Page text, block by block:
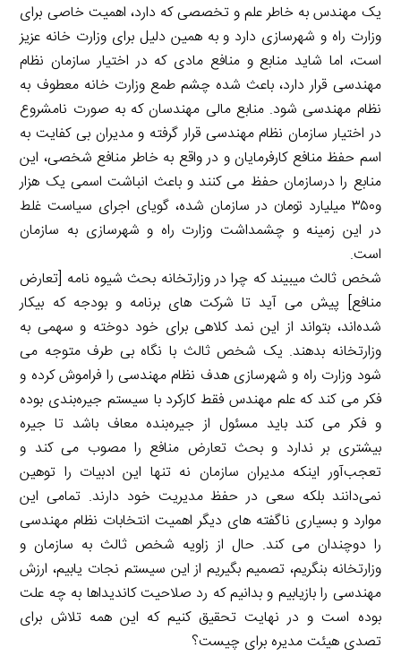
یک مهندس به خاطر علم و تخصصی که دارد، اهمیت خاصی برای
وزارت راه و شهرسازی دارد و به همین دلیل برای وزارت خانه عزیز
است، اما شاید منابع و منافع مادی که در اختیار سازمان نظام
مهندسی قرار دارد، باعث شده چشم طمع وزارت خانه معطوف به
نظام مهندسی شود. منابع مالی مهندسان که به صورت نامشروع
در اختیار سازمان نظام مهندسی قرار گرفته و مدیران بی کفایت به
اسم حفظ منافع کارفرمایان و در واقع به خاطر منافع شخصی، این
منابع را درسازمان حفظ می کنند و باعث انباشت اسمی یک هزار
و۳۵۰ میلیارد تومان در سازمان شده، گویای اجرای سیاست غلط
در این زمینه و چشمداشت وزارت راه و شهرسازی به سازمان
است.
شخص ثالث میبیند که چرا در وزارتخانه بحث شیوه نامه [تعارض
منافع] پیش می آید تا شرکت های برنامه و بودجه که بیکار
شده‌اند، بتواند از این نمد کلاهی برای خود دوخته و سهمی به
وزارتخانه بدهند. یک شخص ثالث با نگاه بی طرف متوجه می
شود وزارت راه و شهرسازی هدف نظام مهندسی را فراموش کرده و
فکر می کند که علم مهندس فقط کارکرد با سیستم جیره‌بندی بوده
و فکر می کند باید مسئول از جیره‌بنده معاف باشد تا جیره
بیشتری بر ندارد و بحث تعارض منافع را مصوب می کند و
تعجب‌آور اینکه مدیران سازمان نه تنها این ادبیات را توهین
نمی‌دانند بلکه سعی در حفظ مدیریت خود دارند. تمامی این
موارد و بسیاری ناگفته های دیگر اهمیت انتخابات نظام مهندسی
را دوچندان می کند. حال از زاویه شخص ثالث به سازمان و
وزارتخانه بنگریم، تصمیم بگیریم از این سیستم نجات یابیم، ارزش
مهندسی را بازیابیم و بدانیم که رد صلاحیت کاندیداها به چه علت
بوده است و در نهایت تحقیق کنیم که این همه تلاش برای
تصدی هیئت مدیره برای چیست؟